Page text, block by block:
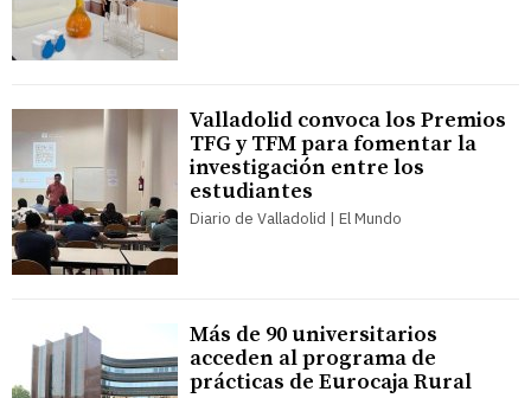
Valladolid convoca los Premios
TFG y TFM para fomentar la
investigación entre los
estudiantes
Diario de Valladolid | El Mundo
Más de 90 universitarios
acceden al programa de
prácticas de Eurocaja Rural